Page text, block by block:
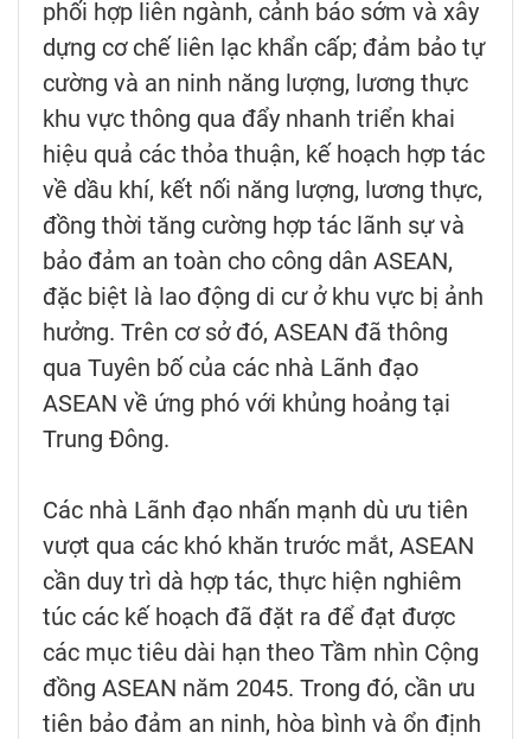
phối hợp liên ngành, cảnh báo sớm và xây
dựng cơ chế liên lạc khẩn cấp; đảm bảo tự
cường và an ninh năng lượng, lương thực
khu vực thông qua đẩy nhanh triển khai
hiệu quả các thỏa thuận, kế hoạch hợp tác
về dầu khí, kết nối năng lượng, lương thực,
đồng thời tăng cường hợp tác lãnh sự và
bảo đảm an toàn cho công dân ASEAN,
đặc biệt là lao động di cư ở khu vực bị ảnh
hưởng. Trên cơ sở đó, ASEAN đã thông
qua Tuyên bố của các nhà Lãnh đạo
ASEAN về ứng phó với khủng hoảng tại
Trung Đông.
Các nhà Lãnh đạo nhấn mạnh dù ưu tiên
vượt qua các khó khăn trước mắt, ASEAN
cần duy trì dà hợp tác, thực hiện nghiêm
túc các kế hoạch đã đặt ra để đạt được
các mục tiêu dài hạn theo Tầm nhìn Cộng
đồng ASEAN năm 2045. Trong đó, cần ưu
tiên bảo đảm an ninh, hòa bình và ổn định